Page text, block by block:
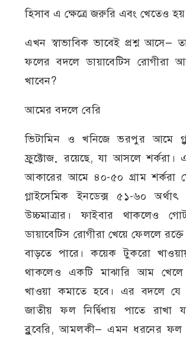
হিসাব এ ক্ষেত্রে জরুরি এবং খেতেও
এখন স্বাভাবিক ভাবেই প্রশ্ন আসে—
ফলের বদলে ডায়াবেটিস রোগীরা
খাবেন?
আমের বদলে বেরি
ভিটামিন ও খনিজে ভরপুর আমে
ফ্রুক্টোজ় রয়েছে, যা আসলে শর্করা।
আকারের আমে ৪০-৫০ গ্রাম শর্করা
গ্লাইসেমিক ইনডেক্স ৫১-৬০
উচ্চমাত্রার। ফাইবার থাকলেও
ডায়াবেটিস রোগীরা খেয়ে ফেললে রক্তে
বাড়তে পারে। কয়েক টুকরো
থাকলেও একটি মাঝারি আম খেলে
খাওয়া কমাতে হবে। এর বদলে যে
জাতীয় ফল নির্দ্বিধায় পাতে রাখা
ব্লুবেরি, আমলকী— এমন ধরনের ফল